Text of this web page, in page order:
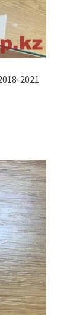
2021